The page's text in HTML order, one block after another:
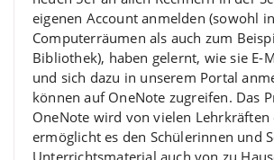
eigenen Account anmelden (sowohl
Computerräumen als auch zum
Bibliothek), haben gelernt, wie sie E-
und sich dazu in unserem Portal
können auf OneNote zugreifen. Das
OneNote wird von vielen Lehrkräften
ermöglicht es den Schülerinnen und
Unterrichtsmaterial auch von zu